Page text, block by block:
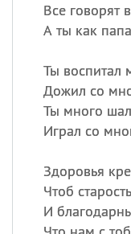
Все говорят
А ты как
Ты воспитал
Дожил со
Ты много
Играл со
Здоровья
Чтоб
И